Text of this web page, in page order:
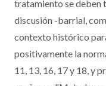
tratamiento se deben
discusión -barrial,
contexto histórico
positivamente la
11, 13, 16, 17 y 18, y